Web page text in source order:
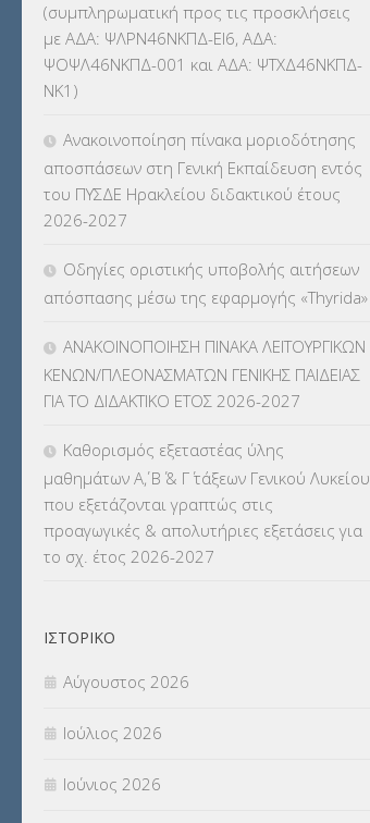
ΚΕΣΥ(60)
ΚΕΣΥΠ(109)
ΓΛΩΣΣΟΜΑΘΕΙΑΣ(135)
ΚΠπ- ΚΡΑΤΙΚΟ ΠΙΣΤΟΠΟΙΗΤΙΚΟ
ΠΛΗΡΟΦΟΡΙΚΗΣ
ΛΟΙΠΑ(309)
ΜΕΤΑΘΕΣΕΙΣ-ΤΟΠΟΘΕΤΗΣΕΙΣ
ΒΕΛΤΙΩΣΕΙΣ(319)
ΜΕΤΑΤΑΞΕΙΣ(87)
ΜΕΤΑΦΟΡΑ ΜΑΘΗΤΩΝ(3)
ΝΟΜΟΘΕΣΙΑ(66)
(συμπληρωματική προς τις προσκλήσεις
με ΑΔΑ: ΨΛΡΝ46ΝΚΠΔ-ΕΙ6, ΑΔΑ:
ΨΟΨΛ46ΝΚΠΔ-001 και ΑΔΑ: ΨΤΧΔ46ΝΚΠΔ-
ΝΚ1)
Ανακοινοποίηση πίνακα μοριοδότησης
αποσπάσεων στη Γενική Εκπαίδευση εντός
του ΠΥΣΔΕ Ηρακλείου διδακτικού έτους
2026-2027
Οδηγίες οριστικής υποβολής αιτήσεων
απόσπασης μέσω της εφαρμογής «Thyrida»
ΑΝΑΚΟΙΝΟΠΟΙΗΣΗ ΠΙΝΑΚΑ ΛΕΙΤΟΥΡΓΙΚΩΝ
ΚΕΝΩΝ/ΠΛΕΟΝΑΣΜΑΤΩΝ ΓΕΝΙΚΗΣ ΠΑΙΔΕΙΑΣ
ΓΙΑ ΤΟ ΔΙΔΑΚΤΙΚΟ ΕΤΟΣ 2026-2027
Καθορισμός εξεταστέας ύλης
μαθημάτων Α΄, Β΄ & Γ΄ τάξεων Γενικού Λυκείου
που εξετάζονται γραπτώς στις
προαγωγικές & απολυτήριες εξετάσεις για
το σχ. έτος 2026-2027
ΙΣΤΟΡΙΚΌ
Αύγουστος 2026
Ιούλιος 2026
Ιούνιος 2026